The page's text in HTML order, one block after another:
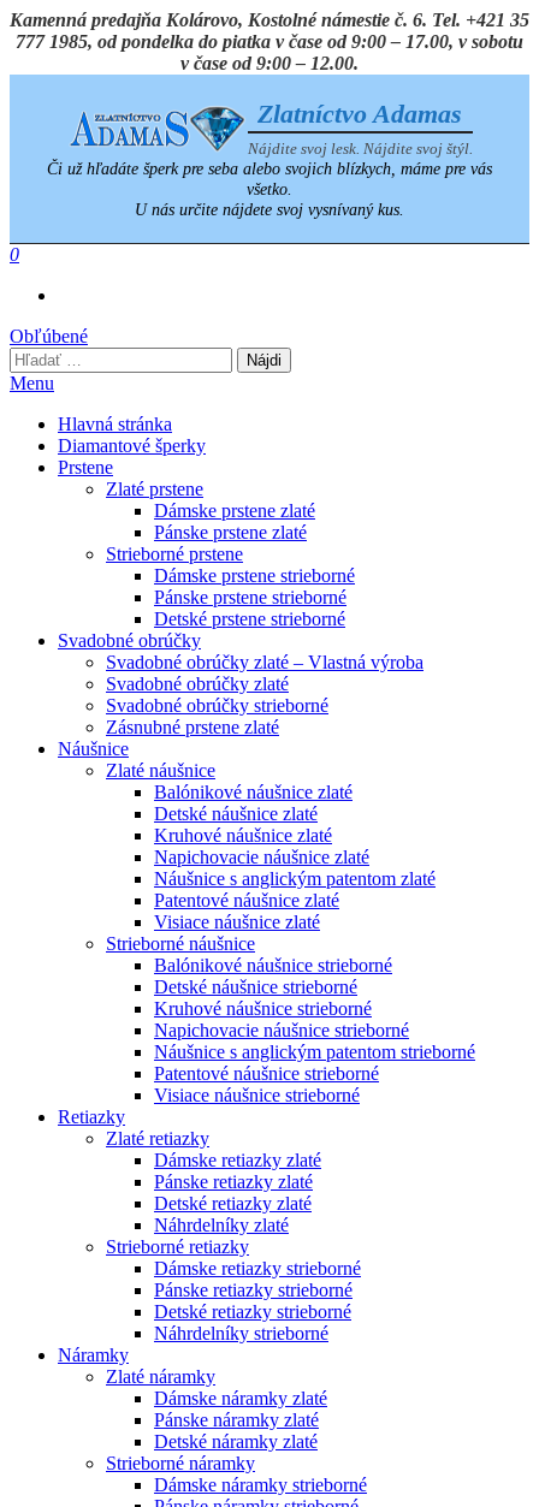
Preskočiť
na
Kamenná predajňa Kolárovo, Kostolné námestie č. 6. Tel. +421 35
777 1985, od pondelka do piatka v čase od 9:00 – 17.00, v sobotu
v čase od 9:00 – 12.00.
Zlatníctvo Adamas
Nájdite svoj lesk. Nájdite svoj štýl.
Či už hľadáte šperk pre seba alebo svojich blízkych, máme pre vás
všetko.
U nás určite nájdete svoj vysnívaný kus.
0
Obľúbené
Hľadať:
Menu
Hlavná stránka
Diamantové šperky
Prstene
Zlaté prstene
Dámske prstene zlaté
Pánske prstene zlaté
Strieborné prstene
Dámske prstene strieborné
Pánske prstene strieborné
Detské prstene strieborné
Svadobné obrúčky
Svadobné obrúčky zlaté – Vlastná výroba
Svadobné obrúčky zlaté
Svadobné obrúčky strieborné
Zásnubné prstene zlaté
Náušnice
Zlaté náušnice
Balónikové náušnice zlaté
Detské náušnice zlaté
Kruhové náušnice zlaté
Napichovacie náušnice zlaté
Náušnice s anglickým patentom zlaté
Patentové náušnice zlaté
Visiace náušnice zlaté
Strieborné náušnice
Balónikové náušnice strieborné
Detské náušnice strieborné
Kruhové náušnice strieborné
Napichovacie náušnice strieborné
Náušnice s anglickým patentom strieborné
Patentové náušnice strieborné
Visiace náušnice strieborné
Retiazky
Zlaté retiazky
Dámske retiazky zlaté
Pánske retiazky zlaté
Detské retiazky zlaté
Náhrdelníky zlaté
Strieborné retiazky
Dámske retiazky strieborné
Pánske retiazky strieborné
Detské retiazky strieborné
Náhrdelníky strieborné
Náramky
Zlaté náramky
Dámske náramky zlaté
Pánske náramky zlaté
Detské náramky zlaté
Strieborné náramky
Dámske náramky strieborné